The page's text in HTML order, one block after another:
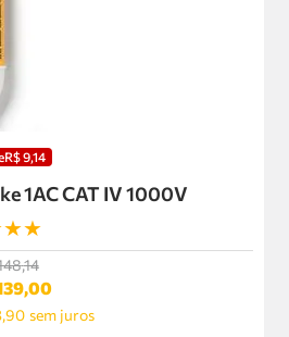
R$914
1AC CAT IV 1000V
★★
,14
,00
sem juros